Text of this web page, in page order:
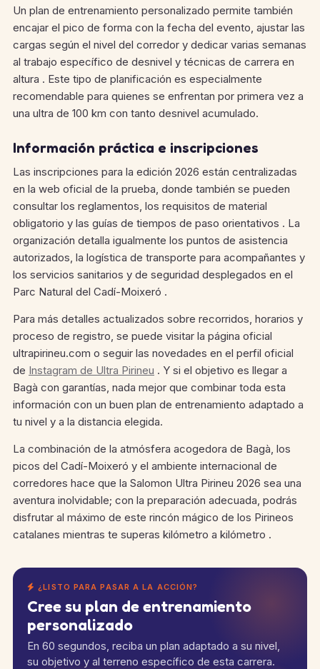
Un plan de entrenamiento personalizado permite también
encajar el pico de forma con la fecha del evento, ajustar las
cargas según el nivel del corredor y dedicar varias semanas
al trabajo específico de desnivel y técnicas de carrera en
altura . Este tipo de planificación es especialmente
recomendable para quienes se enfrentan por primera vez a
una ultra de 100 km con tanto desnivel acumulado.
Información práctica e inscripciones
Las inscripciones para la edición 2026 están centralizadas
en la web oficial de la prueba, donde también se pueden
consultar los reglamentos, los requisitos de material
obligatorio y las guías de tiempos de paso orientativos . La
organización detalla igualmente los puntos de asistencia
autorizados, la logística de transporte para acompañantes y
los servicios sanitarios y de seguridad desplegados en el
Parc Natural del Cadí-Moixeró .
Para más detalles actualizados sobre recorridos, horarios y
proceso de registro, se puede visitar la página oficial
ultrapirineu.com o seguir las novedades en el perfil oficial
de Instagram de Ultra Pirineu . Y si el objetivo es llegar a
Bagà con garantías, nada mejor que combinar toda esta
información con un buen plan de entrenamiento adaptado a
tu nivel y a la distancia elegida.
La combinación de la atmósfera acogedora de Bagà, los
picos del Cadí-Moixeró y el ambiente internacional de
corredores hace que la Salomon Ultra Pirineu 2026 sea una
aventura inolvidable; con la preparación adecuada, podrás
disfrutar al máximo de este rincón mágico de los Pirineos
catalanes mientras te superas kilómetro a kilómetro .
¿LISTO PARA PASAR A LA ACCIÓN?
Cree su plan de entrenamiento
personalizado
En 60 segundos, reciba un plan adaptado a su nivel,
su objetivo y al terreno específico de esta carrera.